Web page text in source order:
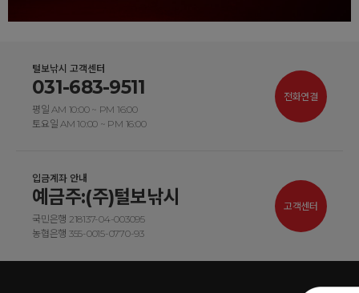
털보낚시 고객센터
031-683-9511
평일 AM 10:00 ~ PM 16:00
토요일 AM 10:00 ~ PM 16:00
전화연결
입금계좌 안내
예금주:(주)털보낚시
국민은행 218137-04-003095
농협은행 355-0015-0770-93
고객센터